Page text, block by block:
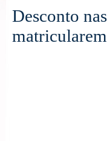
Desconto